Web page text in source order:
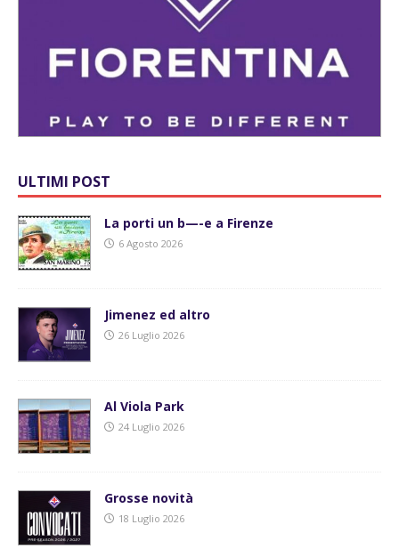
ULTIMI POST
La porti un b—-e a Firenze
6 Agosto 2026
Jimenez ed altro
26 Luglio 2026
Al Viola Park
24 Luglio 2026
Grosse novità
18 Luglio 2026